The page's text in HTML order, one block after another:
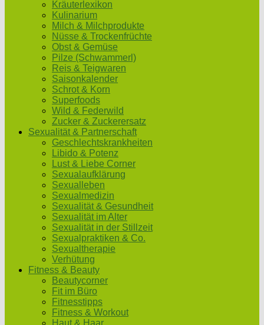
Kräuterlexikon
Kulinarium
Milch & Milchprodukte
Nüsse & Trockenfrüchte
Obst & Gemüse
Pilze (Schwammerl)
Reis & Teigwaren
Saisonkalender
Schrot & Korn
Superfoods
Wild & Federwild
Zucker & Zuckerersatz
Sexualität & Partnerschaft
Geschlechtskrankheiten
Libido & Potenz
Lust & Liebe Corner
Sexualaufklärung
Sexualleben
Sexualmedizin
Sexualität & Gesundheit
Sexualität im Alter
Sexualität in der Stillzeit
Sexualpraktiken & Co.
Sexualtherapie
Verhütung
Fitness & Beauty
Beautycorner
Fit im Büro
Fitnesstipps
Fitness & Workout
Haut & Haar